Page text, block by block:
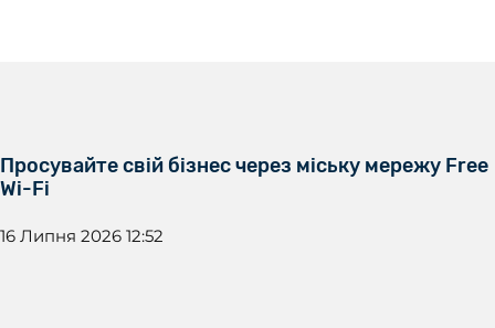
Просувайте свій бізнес через міську мережу Free
Wi-Fi
16 Липня 2026 12:52